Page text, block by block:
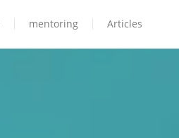
mentoring Articles